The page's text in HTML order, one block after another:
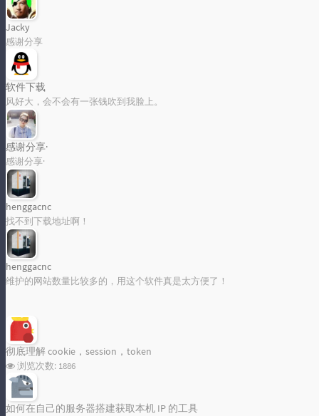
Jacky
感谢分享
软件下载
风好大，会不会有一张钱吹到我脸上。
感谢分享·
感谢分享·
henggacnc
找不到下载地址啊！
henggacnc
维护的网站数量比较多的，用这个软件真是太方便了！
彻底理解 cookie，session，token
浏览次数: 1886
如何在自己的服务器搭建获取本机 IP 的工具